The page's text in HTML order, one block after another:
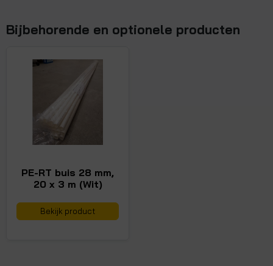
Bijbehorende en optionele producten
PE-RT buis 28 mm,
20 x 3 m (Wit)
Bekijk product